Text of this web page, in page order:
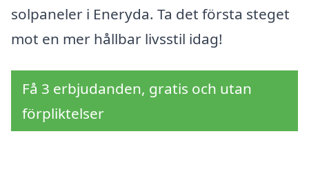
solpaneler i Eneryda. Ta det första steget
mot en mer hållbar livsstil idag!
Få 3 erbjudanden, gratis och utan
förpliktelser